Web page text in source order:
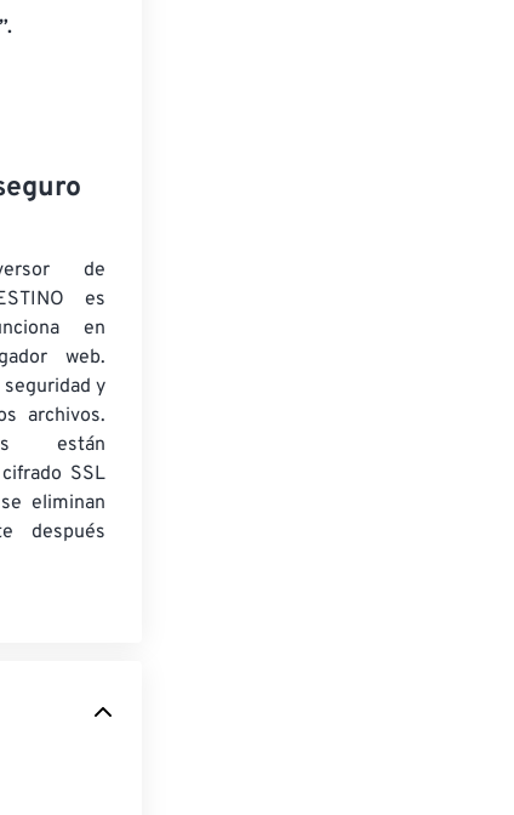
de
es
en
web.
y
archivos.
están
SSL
eliminan
después